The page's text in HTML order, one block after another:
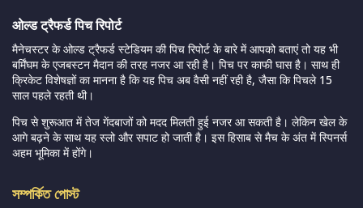
ओल्ड ट्रैफर्ड पिच रिपोर्ट
मैनेचस्टर के ओल्ड ट्रैफर्ड स्टेडियम की पिच रिपोर्ट के बारे में आपको बताएं तो यह भी
बर्मिंघम के एजबस्टन मैदान की तरह नजर आ रही है। पिच पर काफी घास है। साथ ही
क्रिकेट विशेषज्ञों का मानना है कि यह पिच अब वैसी नहीं रही है, जैसा कि पिचले 15
साल पहले रहती थी।
पिच से शुरूआत में तेज गेंदबाजों को मदद मिलती हुई नजर आ सकती है। लेकिन खेल के
आगे बढ़ने के साथ यह स्लो और सपाट हो जाती है। इस हिसाब से मैच के अंत में स्पिनर्स
अहम भूमिका में होंगे।
সম্পর্কিত পোস্ট